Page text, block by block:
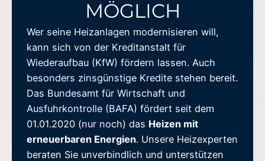
MÖGLICH
Wer seine Heizanlagen modernisieren will,
kann sich von der Kreditanstalt für
Wiederaufbau (KfW) fördern lassen. Auch
besonders zinsgünstige Kredite stehen bereit.
Das Bundesamt für Wirtschaft und
Ausfuhrkontrolle (BAFA) fördert seit dem
01.01.2020 (nur noch) das Heizen mit
erneuerbaren Energien. Unsere Heizexperten
beraten Sie unverbindlich und unterstützen